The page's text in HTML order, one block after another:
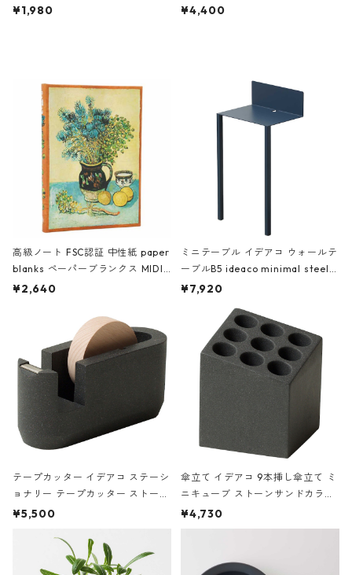
ch 3532 ルートート WR.ポーチ.ラ
¥1,980
AKU Timeless 100パーセント ス
¥4,400
高級ノート FSC認証 中性紙 paper
blanks ペーパーブランクス MIDI
ハードカバー 罫線 ヴァン・ゴッホ
¥2,640
ミニテーブル イデアコ ウォールテ
ーブルB5 ideaco minimal steel f
urniture WALL Table B5 ネイビー
¥7,920
テープカッター イデアコ ステーシ
ョナリー テープカッター ストーン
サンドカラー 石調 ideaco Station
¥5,500
傘立て イデアコ 9本挿し傘立て ミ
ニキューブ ストーンサンドカラー
石調 ideaco Umbrella Stand CUB
E ストーンサンドブラック
¥4,730